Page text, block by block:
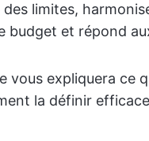
des limites,
budget et répond
vous expliquera ce
la définir